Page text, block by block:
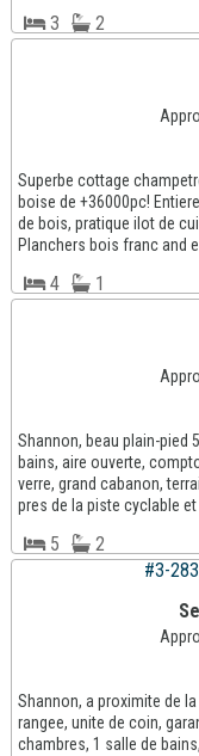
3 2
Superbe cottage
boise de +36000pc!
de bois, pratique ilot de
Planchers bois franc and
4 1
Shannon, beau plain-pied
bains, aire ouverte,
verre, grand cabanon,
pres de la piste cyclable
5 2
#3-283
Shannon, a proximite de
rangee, unite de coin,
chambres, 1 salle de